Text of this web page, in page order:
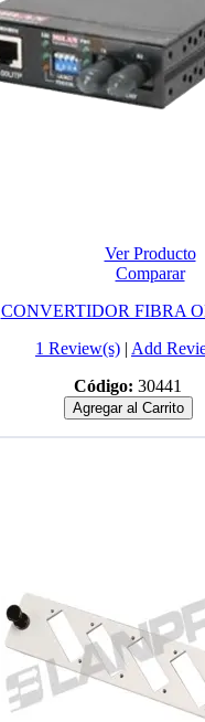
Ver Producto
Comparar
CONVERTIDOR FIBRA
1 Review(s) | Add
Código: 30441
Agregar al Carrito